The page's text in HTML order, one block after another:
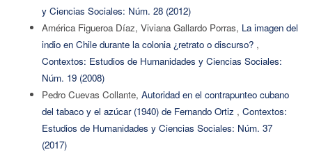
y Ciencias Sociales: Núm. 28 (2012)
América Figueroa Díaz, Viviana Gallardo Porras, La imagen del
indio en Chile durante la colonia ¿retrato o discurso? ,
Contextos: Estudios de Humanidades y Ciencias Sociales:
Núm. 19 (2008)
Pedro Cuevas Collante, Autoridad en el contrapunteo cubano
del tabaco y el azúcar (1940) de Fernando Ortiz , Contextos:
Estudios de Humanidades y Ciencias Sociales: Núm. 37
(2017)